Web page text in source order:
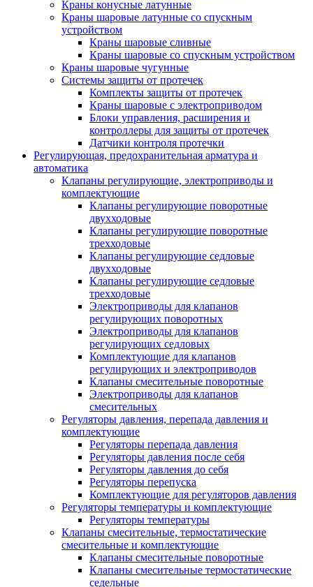
Краны конусные латунные
Краны шаровые латунные со спускным
устройством
Краны шаровые сливные
Краны шаровые со спускным устройством
Краны шаровые чугунные
Системы защиты от протечек
Комплекты защиты от протечек
Краны шаровые с электроприводом
Блоки управления, расширения и
контроллеры для защиты от протечек
Датчики контроля протечки
Регулирующая, предохранительная арматура и
автоматика
Клапаны регулирующие, электроприводы и
комплектующие
Клапаны регулирующие поворотные
двухходовые
Клапаны регулирующие поворотные
трехходовые
Клапаны регулирующие седловые
двухходовые
Клапаны регулирующие седловые
трехходовые
Электроприводы для клапанов
регулирующих поворотных
Электроприводы для клапанов
регулирующих седловых
Комплектующие для клапанов
регулирующих и электроприводов
Клапаны смесительные поворотные
Электроприводы для клапанов
смесительных
Регуляторы давления, перепада давления и
комплектующие
Регуляторы перепада давления
Регуляторы давления после себя
Регуляторы давления до себя
Регуляторы перепуска
Комплектующие для регуляторов давления
Регуляторы температуры и комплектующие
Регуляторы температуры
Клапаны смесительные, термостатические
смесительные и комплектующие
Клапаны смесительные поворотные
Клапаны смесительные термостатические
седельные